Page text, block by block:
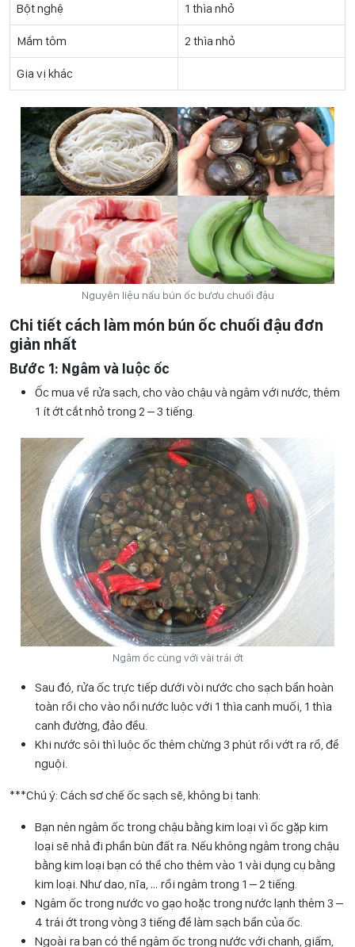
Bột nghệ 1 thìa nhỏ
Mắm tôm 2 thìa nhỏ
Gia vị khác
Nguyên liệu nấu bún ốc bươu chuối đậu
Chi tiết cách làm món bún ốc chuối đậu đơn
giản nhất
Bước 1: Ngâm và luộc ốc
Ốc mua về rửa sạch, cho vào chậu và ngâm với nước, thêm
1 ít ớt cắt nhỏ trong 2 – 3 tiếng.
Ngâm ốc cùng với vài trái ớt
Sau đó, rửa ốc trực tiếp dưới vòi nước cho sạch bẩn hoàn
toàn rồi cho vào nồi nước luộc với 1 thìa canh muối, 1 thìa
canh đường, đảo đều.
Khi nước sôi thì luộc ốc thêm chừng 3 phút rồi vớt ra rổ, để
nguội.
***Chú ý: Cách sơ chế ốc sạch sẽ, không bị tanh:
Bạn nên ngâm ốc trong chậu bằng kim loại vì ốc gặp kim
loại sẽ nhả đi phần bùn đất ra. Nếu không ngâm trong chậu
bằng kim loại bạn có thể cho thêm vào 1 vài dụng cụ bằng
kim loại. Như dao, nĩa, … rồi ngâm trong 1 – 2 tiếng.
Ngâm ốc trong nước vo gạo hoặc trong nước lạnh thêm 3 –
4 trái ớt trong vòng 3 tiếng để làm sạch bẩn của ốc.
Ngoài ra bạn có thể ngâm ốc trong nước với chanh, giấm,